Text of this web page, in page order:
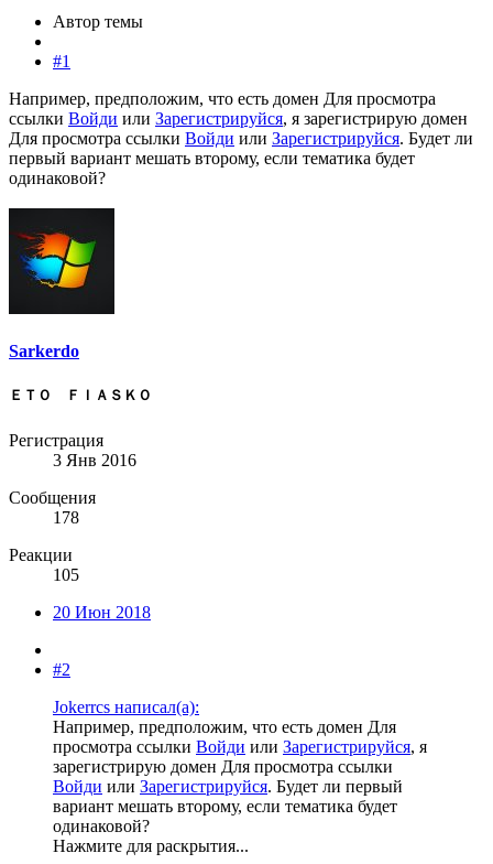
Автор темы
#1
Например, предположим, что есть домен Для просмотра
ссылки Войди или Зарегистрируйся, я зарегистрирую домен
Для просмотра ссылки Войди или Зарегистрируйся. Будет ли
первый вариант мешать второму, если тематика будет
одинаковой?
Sarkerdo
ＥＴＯ ＦＩＡＳＫＯ
Регистрация
3 Янв 2016
Сообщения
178
Реакции
105
20 Июн 2018
#2
Jokerrcs написал(а):
Например, предположим, что есть домен Для
просмотра ссылки Войди или Зарегистрируйся, я
зарегистрирую домен Для просмотра ссылки
Войди или Зарегистрируйся. Будет ли первый
вариант мешать второму, если тематика будет
одинаковой?
Нажмите для раскрытия...